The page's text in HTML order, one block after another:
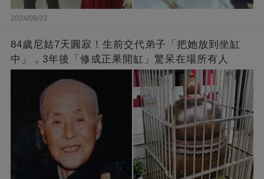
2024/09/23
84歲尼姑7天圓寂！生前交代弟子「把她放到坐缸
中」，3年後「修成正果開缸」驚呆在場所有人